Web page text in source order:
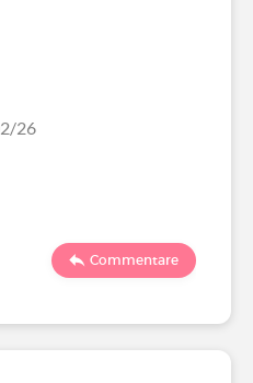
26
Commentare